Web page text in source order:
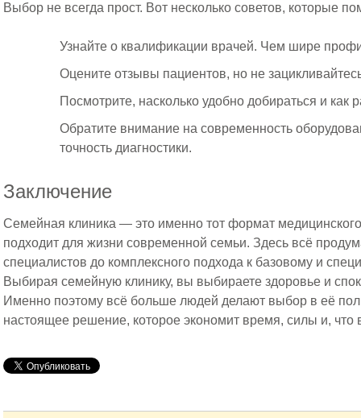
Выбор не всегда прост. Вот несколько советов, которые
Узнайте о квалификации врачей. Чем шире
Оцените отзывы пациентов, но не
Посмотрите, насколько удобно добираться и как
Обратите внимание на современность
точность диагностики.
Заключение
Семейная клиника — это именно тот формат
подходит для жизни современной семьи. Здесь всё
специалистов до комплексного подхода к базовому и
Выбирая семейную клинику, вы выбираете здоровье и
Именно поэтому всё больше людей делают выбор в её
настоящее решение, которое экономит время, силы и,